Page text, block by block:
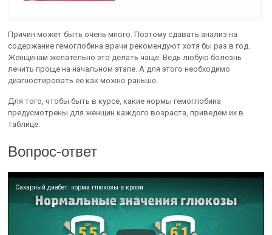
Причин может быть очень много. Поэтому сдавать анализ на
содержание гемоглобина врачи рекомендуют хотя бы раз в год.
Женщинам желательно это делать чаще. Ведь любую болезнь
лечить проще на начальном этапе. А для этого необходимо
диагностировать ее как можно раньше.
Для того, чтобы быть в курсе, какие нормы гемоглобина
предусмотрены для женщин каждого возраста, приведем их в
таблице.
Вопрос-ответ
Сахарный диабет: норма глюкозы в крови